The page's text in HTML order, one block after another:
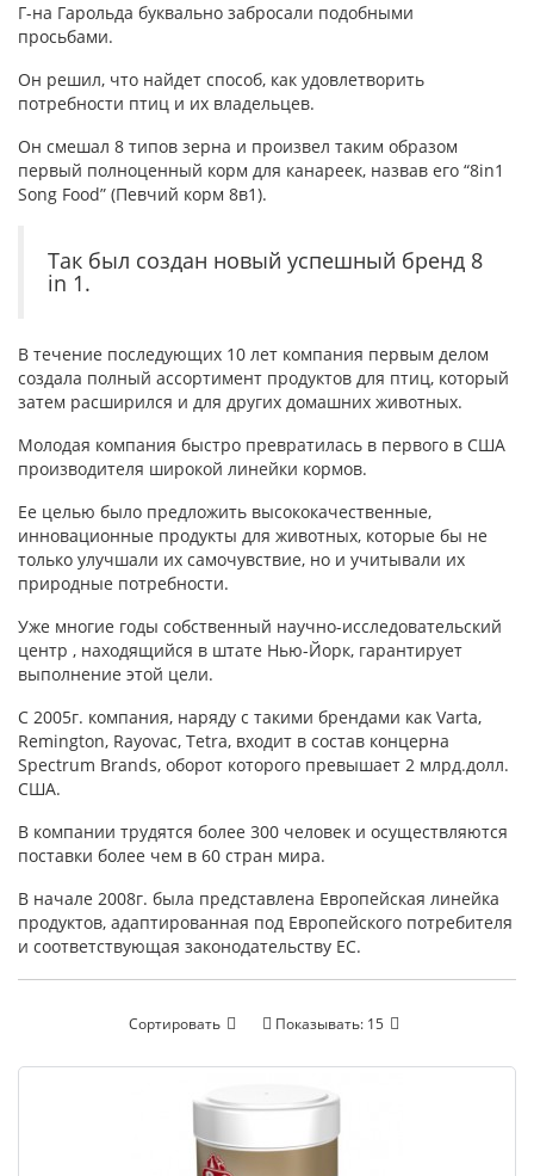
Г-на Гарольда буквально забросали подобными
просьбами.
Он решил, что найдет способ, как удовлетворить
потребности птиц и их владельцев.
Он смешал 8 типов зерна и произвел таким образом
первый полноценный корм для канареек, назвав его “8in1
Song Food” (Певчий корм 8в1).
Так был создан новый успешный бренд 8
in 1.
В течение последующих 10 лет компания первым делом
создала полный ассортимент продуктов для птиц, который
затем расширился и для других домашних животных.
Молодая компания быстро превратилась в первого в США
производителя широкой линейки кормов.
Ее целью было предложить высококачественные,
инновационные продукты для животных, которые бы не
только улучшали их самочувствие, но и учитывали их
природные потребности.
Уже многие годы собственный научно-исследовательский
центр , находящийся в штате Нью-Йорк, гарантирует
выполнение этой цели.
C 2005г. компания, наряду с такими брендами как Varta,
Remington, Rayovac, Tetra, входит в состав концерна
Spectrum Brands, оборот которого превышает 2 млрд.долл.
США.
В компании трудятся более 300 человек и осуществляются
поставки более чем в 60 стран мира.
В начале 2008г. была представлена Европейская линейка
продуктов, адаптированная под Европейского потребителя
и соответствующая законодательству ЕС.
Сортировать Показывать: 15